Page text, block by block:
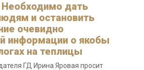
дать
и остановить
очевидно
информации о якобы
на теплицы
ГД Ирина Яровая просит